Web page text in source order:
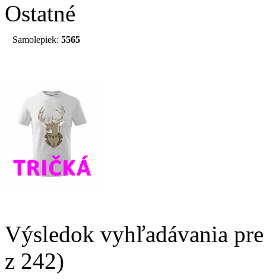
Ostatné
Samolepiek: 5565
Výsledok vyhľadávania
z 242)